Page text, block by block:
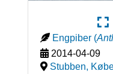
Engpiber (
2014-04-09
Stubben,